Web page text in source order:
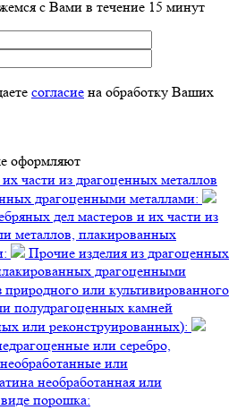
с Вами в течение 15 минут
согласие на обработку Ваших
оформляют
части из драгоценных металлов
драгоценными металлами:
дел мастеров и их части из
металлов, плакированных
Прочие изделия из драгоценных
драгоценными
природного или культивированного
полудрагоценных камней
или реконструированных):
или серебро,
или
необработанная или
порошка: